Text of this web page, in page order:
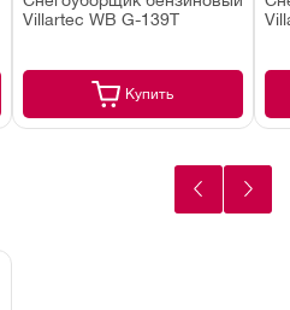
Villartec WB G-139T
Купить